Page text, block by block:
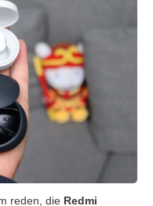
reden, die Redmi